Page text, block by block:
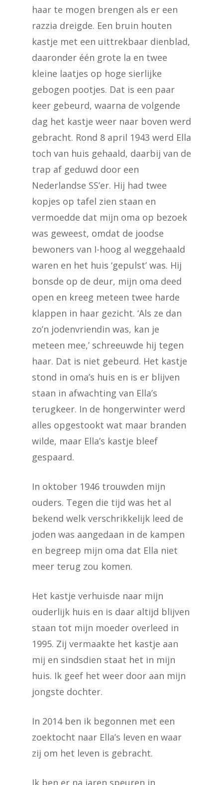
haar te mogen brengen als er een
razzia dreigde. Een bruin houten
kastje met een uittrekbaar dienblad,
daaronder één grote la en twee
kleine laatjes op hoge sierlijke
gebogen pootjes. Dat is een paar
keer gebeurd, waarna de volgende
dag het kastje weer naar boven werd
gebracht. Rond 8 april 1943 werd Ella
toch van huis gehaald, daarbij van de
trap af geduwd door een
Nederlandse SS’er. Hij had twee
kopjes op tafel zien staan en
vermoedde dat mijn oma op bezoek
was geweest, omdat de joodse
bewoners van I-hoog al weggehaald
waren en het huis ‘gepulst’ was. Hij
bonsde op de deur, mijn oma deed
open en kreeg meteen twee harde
klappen in haar gezicht. ‘Als ze dan
zo’n jodenvriendin was, kan je
meteen mee,’ schreeuwde hij tegen
haar. Dat is niet gebeurd. Het kastje
stond in oma’s huis en is er blijven
staan in afwachting van Ella’s
terugkeer. In de hongerwinter werd
alles opgestookt wat maar branden
wilde, maar Ella’s kastje bleef
gespaard.
In oktober 1946 trouwden mijn
ouders. Tegen die tijd was het al
bekend welk verschrikkelijk leed de
joden was aangedaan in de kampen
en begreep mijn oma dat Ella niet
meer terug zou komen.
Het kastje verhuisde naar mijn
ouderlijk huis en is daar altijd blijven
staan tot mijn moeder overleed in
1995. Zij vermaakte het kastje aan
mij en sindsdien staat het in mijn
huis. Ik geef het weer door aan mijn
jongste dochter.
In 2014 ben ik begonnen met een
zoektocht naar Ella’s leven en waar
zij om het leven is gebracht.
Ik ben er na jaren speuren in